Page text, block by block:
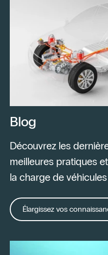
Blog
Découvrez les
meilleures pratiques
la charge de
Élargissez vos